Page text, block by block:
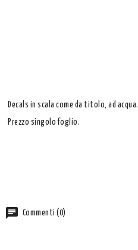
Decals in scala come da titolo, ad acqua.
Prezzo singolo foglio.
Commenti (0)